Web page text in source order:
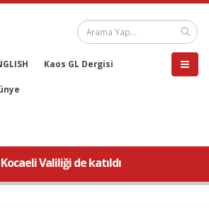
Kaos GL Dergisi
Valiliği de katıldı